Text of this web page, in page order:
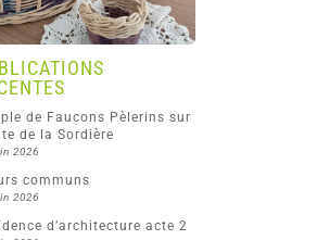
de Faucons Pèlerins sur
de la Sordière
2026
communs
2026
d’architecture acte 2